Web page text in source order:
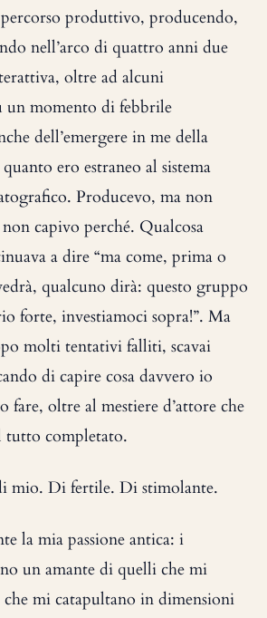
produttivo, producendo,
nell’arco di quattro anni due
oltre ad alcuni
un momento di febbrile
dell’emergere in me della
ero estraneo al sistema
Producevo, ma non
capivo perché. Qualcosa
a dire “ma come, prima o
qualcuno dirà: questo gruppo
forte, investiamoci sopra!”. Ma
molti tentativi falliti, scavai
di capire cosa davvero io
fare, oltre al mestiere d’attore che
tutto completato.
mio. Di fertile. Di stimolante.
la mia passione antica: i
un amante di quelli che mi
mi catapultano in dimensioni